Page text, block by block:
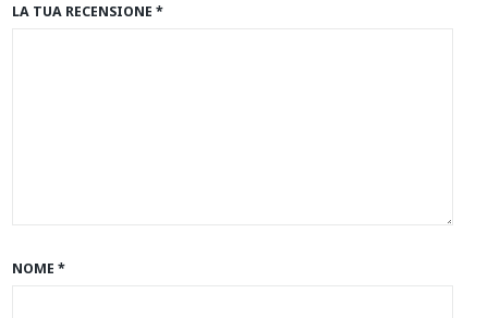
LA TUA RECENSIONE *
NOME *